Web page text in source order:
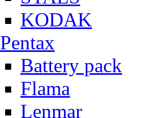
KODAK
Pentax
Battery pack
Flama
Lenmar